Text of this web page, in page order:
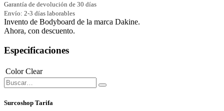
Garantía de devolución de 30 días
Envío: 2-3 días laborables
Invento de Bodyboard de la marca Dakine.
Ahora, con descuento.
Especificaciones
Color Clear
Surcoshop Tarifa